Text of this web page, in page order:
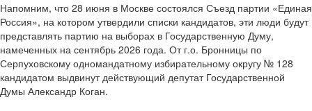
Напомним, что 28 июня в Москве состоялся Съезд партии «Единая
Россия», на котором утвердили списки кандидатов, эти люди будут
представлять партию на выборах в Государственную Думу,
намеченных на сентябрь 2026 года. От г.о. Бронницы по
Серпуховскому одномандатному избирательному округу № 128
кандидатом выдвинут действующий депутат Государственной
Думы Александр Коган.